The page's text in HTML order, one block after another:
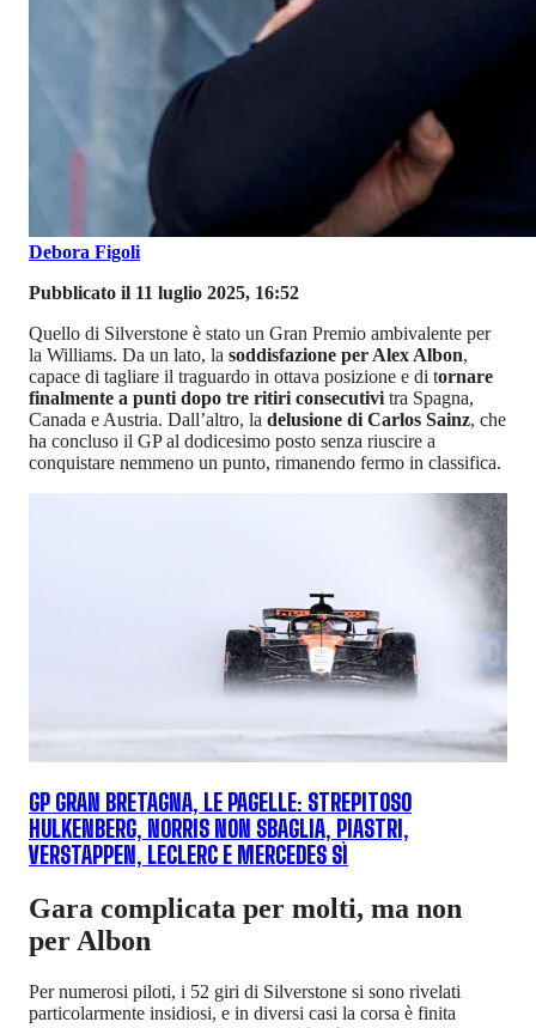
Debora Figoli
Pubblicato il 11 luglio 2025, 16:52
Quello di Silverstone è stato un Gran Premio ambivalente per
la Williams. Da un lato, la soddisfazione per Alex Albon,
capace di tagliare il traguardo in ottava posizione e di tornare
finalmente a punti dopo tre ritiri consecutivi tra Spagna,
Canada e Austria. Dall’altro, la delusione di Carlos Sainz, che
ha concluso il GP al dodicesimo posto senza riuscire a
conquistare nemmeno un punto, rimanendo fermo in classifica.
GP GRAN BRETAGNA, LE PAGELLE: STREPITOSO
HULKENBERG, NORRIS NON SBAGLIA, PIASTRI,
VERSTAPPEN, LECLERC E MERCEDES SÌ
Gara complicata per molti, ma non
per Albon
Per numerosi piloti, i 52 giri di Silverstone si sono rivelati
particolarmente insidiosi, e in diversi casi la corsa è finita